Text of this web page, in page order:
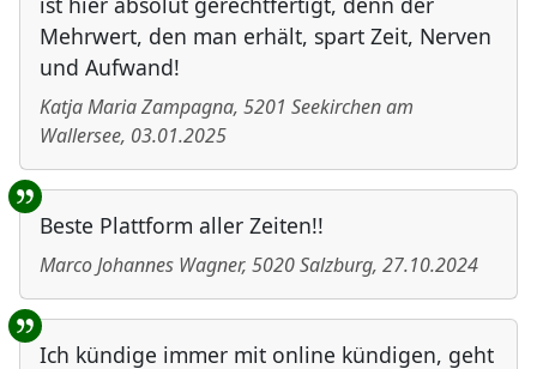
Mehrwert, den man erhält, spart Zeit, Nerven
und Aufwand!
Katja Maria Zampagna, 5201 Seekirchen am
Wallersee, 03.01.2025
Beste Plattform aller Zeiten!!
Marco Johannes Wagner, 5020Salzburg, 27.10.2024
Ich kündige immer mit online kündigen, geht